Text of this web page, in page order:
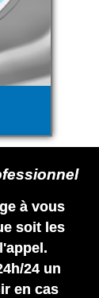
à vous
soit les
24 un
en cas